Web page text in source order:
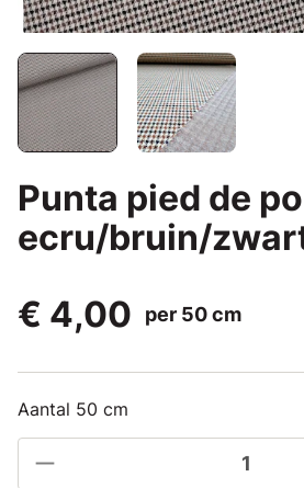
Punta pied de
ecru/bruin/
€ 4,00
per 50 cm
Aantal 50 cm